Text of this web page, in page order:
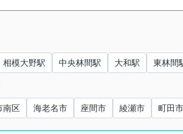
相模大野駅 中央林間駅 大和駅 東林間
南区 海老名市 座間市 綾瀬市 町田市